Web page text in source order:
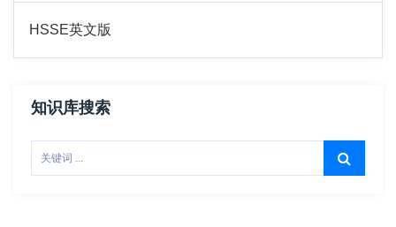
HSSE英文版
知识库搜索